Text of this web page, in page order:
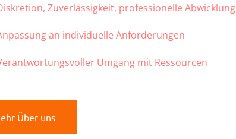
Zuverlässigkeit, professionelle Abwicklung
an individuelle Anforderungen
Umgang mit Ressourcen
Über uns